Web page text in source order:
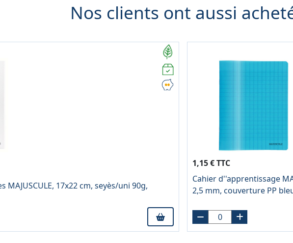
Nos clients ont aussi
MAJUSCULE, 17x22 cm, seyès/uni 90g,
1,15 € TTC
Cahier d''apprentissage
2,5 mm, couverture PP